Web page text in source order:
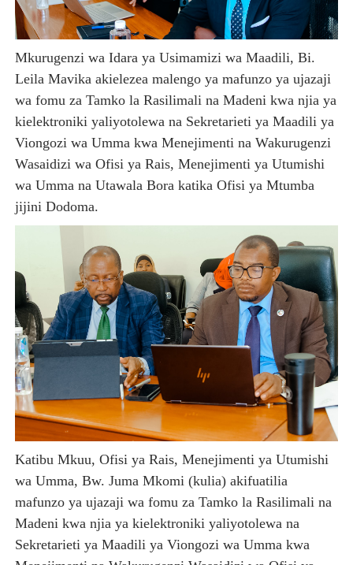
Mkurugenzi wa Idara ya Usimamizi wa Maadili, Bi.
Leila Mavika akielezea malengo ya mafunzo ya ujazaji
wa fomu za Tamko la Rasilimali na Madeni kwa njia ya
kielektroniki yaliyotolewa na Sekretarieti ya Maadili ya
Viongozi wa Umma kwa Menejimenti na Wakurugenzi
Wasaidizi wa Ofisi ya Rais, Menejimenti ya Utumishi
wa Umma na Utawala Bora katika Ofisi ya Mtumba
jijini Dodoma.
Katibu Mkuu, Ofisi ya Rais, Menejimenti ya Utumishi
wa Umma, Bw. Juma Mkomi (kulia) akifuatilia
mafunzo ya ujazaji wa fomu za Tamko la Rasilimali na
Madeni kwa njia ya kielektroniki yaliyotolewa na
Sekretarieti ya Maadili ya Viongozi wa Umma kwa